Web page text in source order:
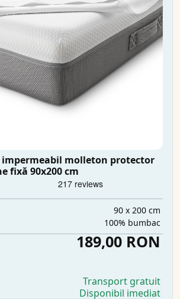
impermeabil molleton protector
fixă 90x200 cm
90 x 200 cm
100% bumbac
189,00 RON
Transport gratuit
Disponibil imediat